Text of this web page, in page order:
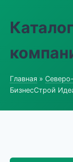
Главная »
БизнесСтрой